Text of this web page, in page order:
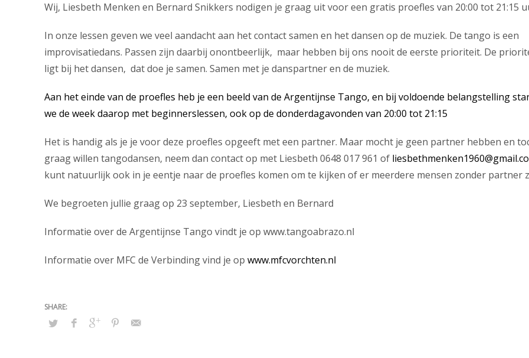
Wij, Liesbeth Menken en Bernard Snikkers nodigen je graag uit voor een gratis proefles van 20:00 tot 21:15
In onze lessen geven we veel aandacht aan het contact samen en het dansen op de muziek. De tango is een
improvisatiedans. Passen zijn daarbij onontbeerlijk, maar hebben bij ons nooit de eerste prioriteit. De
ligt bij het dansen, dat doe je samen. Samen met je danspartner en de muziek.
Aan het einde van de proefles heb je een beeld van de Argentijnse Tango, en bij voldoende belangstelling
we de week daarop met beginnerslessen, ook op de donderdagavonden van 20:00 tot 21:15
Het is handig als je je voor deze proefles opgeeft met een partner. Maar mocht je geen partner hebben en
graag willen tangodansen, neem dan contact op met Liesbeth 0648 017 961 of
kunt natuurlijk ook in je eentje naar de proefles komen om te kijken of er meerdere mensen zonder partner
We begroeten jullie graag op 23 september, Liesbeth en Bernard
Informatie over de Argentijnse Tango vindt je op www.tangoabrazo.nl
Informatie over MFC de Verbinding vind je op www.mfcvorchten.nl